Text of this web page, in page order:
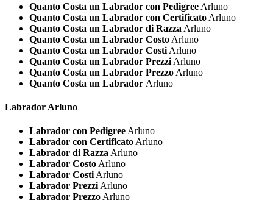
Quanto Costa un Labrador con Pedigree Arluno
Quanto Costa un Labrador con Certificato Arluno
Quanto Costa un Labrador di Razza Arluno
Quanto Costa un Labrador Costo Arluno
Quanto Costa un Labrador Costi Arluno
Quanto Costa un Labrador Prezzi Arluno
Quanto Costa un Labrador Prezzo Arluno
Quanto Costa un Labrador Arluno
Labrador Arluno
Labrador con Pedigree Arluno
Labrador con Certificato Arluno
Labrador di Razza Arluno
Labrador Costo Arluno
Labrador Costi Arluno
Labrador Prezzi Arluno
Labrador Prezzo Arluno